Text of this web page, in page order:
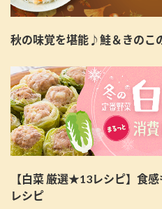
秋の味覚を堪能♪鮭＆きのこ
【白菜 厳選★13レシピ】食
レシピ